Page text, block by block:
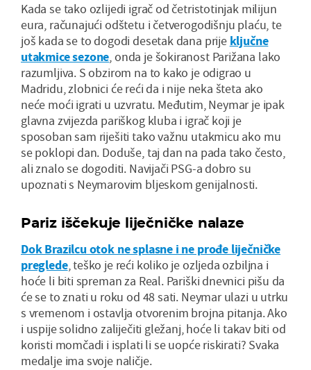
Kada se tako ozlijedi igrač od četristotinjak milijun
eura, računajući odštetu i četverogodišnju plaću, te
još kada se to dogodi desetak dana prije ključne
utakmice sezone, onda je šokiranost Parižana lako
razumljiva. S obzirom na to kako je odigrao u
Madridu, zlobnici će reći da i nije neka šteta ako
neće moći igrati u uzvratu. Međutim, Neymar je ipak
glavna zvijezda pariškog kluba i igrač koji je
sposoban sam riješiti tako važnu utakmicu ako mu
se poklopi dan. Doduše, taj dan na pada tako često,
ali znalo se dogoditi. Navijači PSG-a dobro su
upoznati s Neymarovim bljeskom genijalnosti.
Pariz iščekuje liječničke nalaze
Dok Brazilcu otok ne splasne i ne prođe liječničke
preglede, teško je reći koliko je ozljeda ozbiljna i
hoće li biti spreman za Real. Pariški dnevnici pišu da
će se to znati u roku od 48 sati. Neymar ulazi u utrku
s vremenom i ostavlja otvorenim brojna pitanja. Ako
i uspije solidno zaliječiti gležanj, hoće li takav biti od
koristi momčadi i isplati li se uopće riskirati? Svaka
medalje ima svoje naličje.